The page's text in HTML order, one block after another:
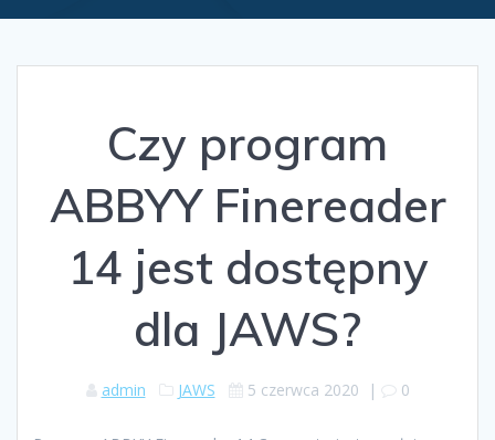
Czy program
ABBYY Finereader
14 jest dostępny
dla JAWS?
admin JAWS 5 czerwca 2020 | 0